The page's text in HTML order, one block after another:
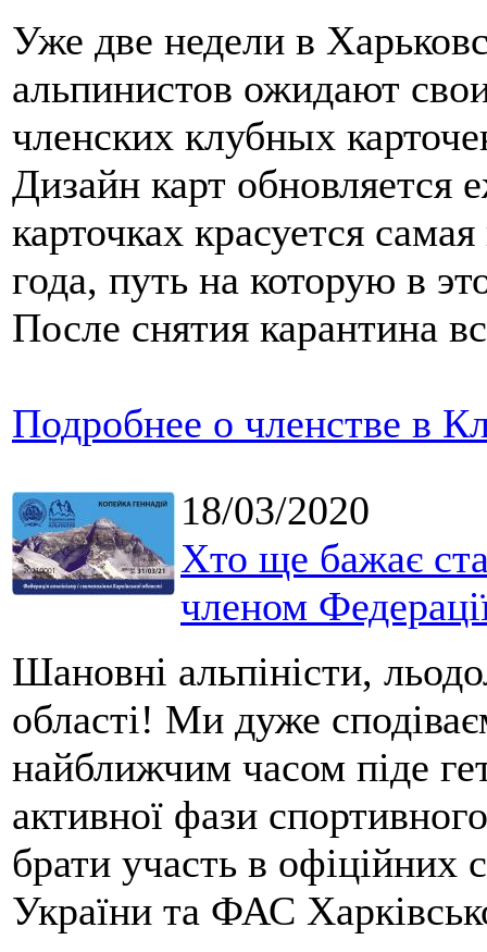
Уже две недели в
альпинистов ожидают
членских клубных
Дизайн карт обновляется
карточках красуется
года, путь на которую в
После снятия карантина
Подробнее о членстве в
18/03/2020
Хто ще бажає
членом
Шановні альпіністи,
області! Ми дуже
найближчим часом піде
активної фази
брати участь в
України та ФАС